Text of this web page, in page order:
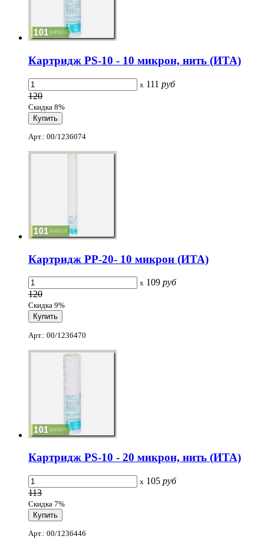
Картридж PS-10 - 10 микрон, нить (ИТА)
x 111 руб
120
Скидка 8%
Арт.: 00/1236074
Картридж PP-20- 10 микрон (ИТА)
x 109 руб
120
Скидка 9%
Арт.: 00/1236470
Картридж PS-10 - 20 микрон, нить (ИТА)
x 105 руб
113
Скидка 7%
Арт.: 00/1236446